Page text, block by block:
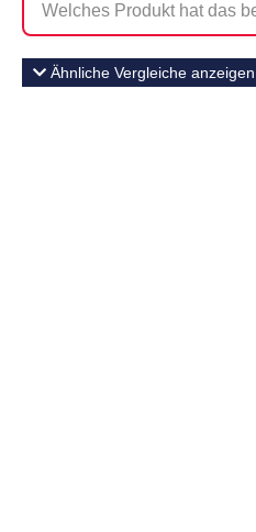
Ähnliche Vergleiche anzeigen